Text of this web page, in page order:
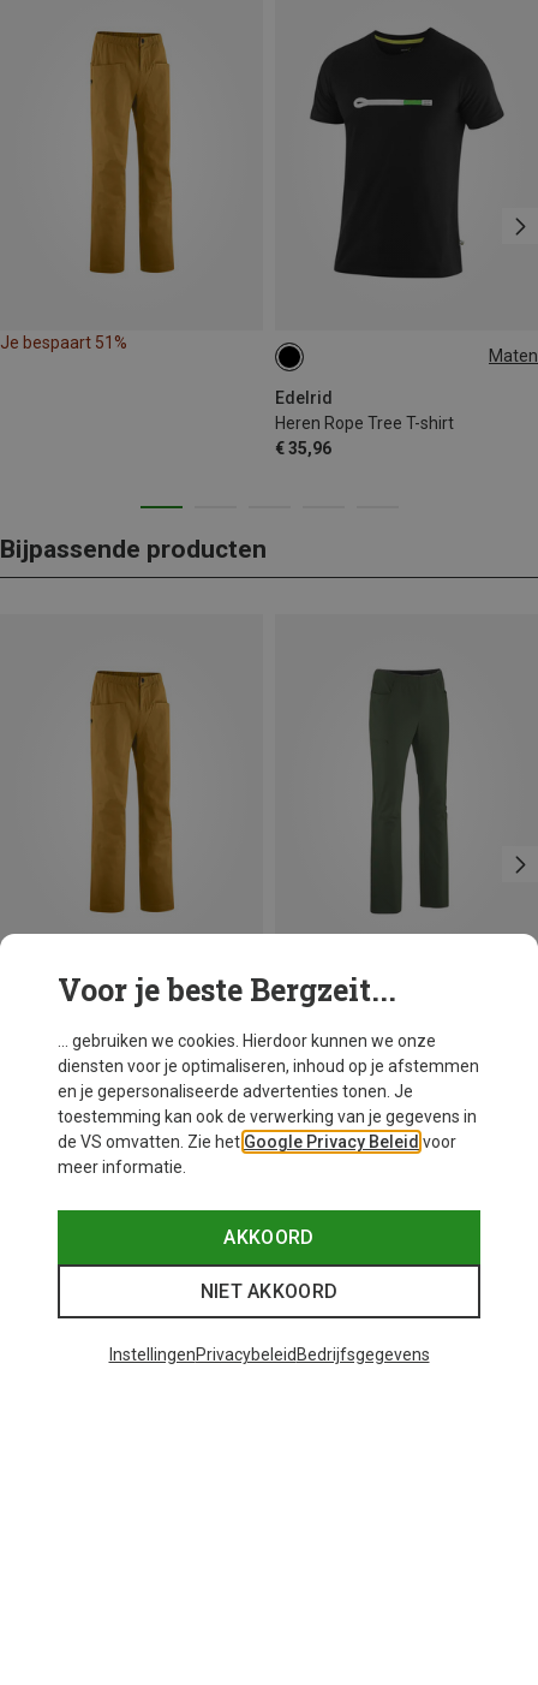
Je bespaart 51%
Maten
Edelrid
Heren Rope Tree T-shirt
€ 35,96
XS
Bijpassende producten
Je bespaart 51% Je bespaart 22%
Voor je beste Bergzeit...
... gebruiken we cookies. Hierdoor kunnen we onze
diensten voor je optimaliseren, inhoud op je afstemmen
en je gepersonaliseerde advertenties tonen. Je
toestemming kan ook de verwerking van je gegevens in
de VS omvatten. Zie het Google Privacy Beleid voor
meer informatie.
AKKOORD
NIET AKKOORD
InstellingenPrivacybeleid Bedrijfsgegevens